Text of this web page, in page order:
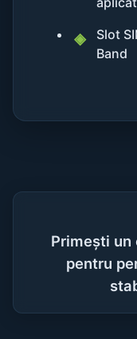
Slot
Band
Primești
pentru